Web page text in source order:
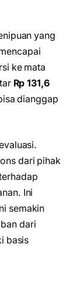
yang
ke mata
Rp 131,6
dianggap
dari pihak
Ini
semakin
dari
basis